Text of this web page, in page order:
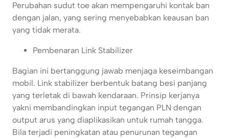
Perubahan sudut toe akan mempengaruhi kontak ban
dengan jalan, yang sering menyebabkan keausan ban
yang tidak merata.
Pembenaran Link Stabilizer
Bagian ini bertanggung jawab menjaga keseimbangan
mobil. Link stabilizer berbentuk batang besi panjang
yang terletak di bawah kendaraan. Prinsip kerjanya
yakni membandingkan input tegangan PLN dengan
output arus yang diaplikasikan untuk rumah tangga.
Bila terjadi peningkatan atau penurunan tegangan